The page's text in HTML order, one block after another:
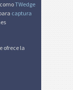
TWedge
captura
ofrece la